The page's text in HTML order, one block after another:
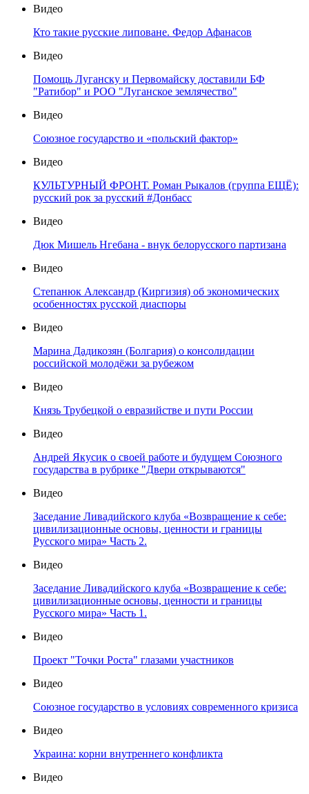
Видео
Кто такие русские липоване. Федор Афанасов
Видео
Помощь Луганску и Первомайску доставили БФ
"Ратибор" и РОО "Луганское землячество"
Видео
Союзное государство и «польский фактор»
Видео
КУЛЬТУРНЫЙ ФРОНТ. Роман Рыкалов (группа ЕЩЁ):
русский рок за русский #Донбасс
Видео
Дюк Мишель Нгебана - внук белорусского партизана
Видео
Степанюк Александр (Киргизия) об экономических
особенностях русской диаспоры
Видео
Марина Дадикозян (Болгария) о консолидации
российской молодёжи за рубежом
Видео
Князь Трубецкой о евразийстве и пути России
Видео
Андрей Якусик о своей работе и будущем Союзного
государства в рубрике "Двери открываются"
Видео
Заседание Ливадийского клуба «Возвращение к себе:
цивилизационные основы, ценности и границы
Русского мира» Часть 2.
Видео
Заседание Ливадийского клуба «Возвращение к себе:
цивилизационные основы, ценности и границы
Русского мира» Часть 1.
Видео
Проект "Точки Роста" глазами участников
Видео
Союзное государство в условиях современного кризиса
Видео
Украина: корни внутреннего конфликта
Видео